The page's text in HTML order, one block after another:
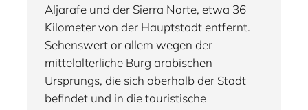
Aljarafe und der Sierra Norte, etwa 36
Kilometer von der Hauptstadt entfernt.
Sehenswert or allem wegen der
mittelalterliche Burg arabischen
Ursprungs, die sich oberhalb der Stadt
befindet und in die touristische